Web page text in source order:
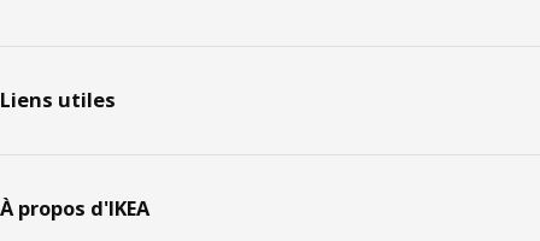
Liens utiles
À propos d'IKEA